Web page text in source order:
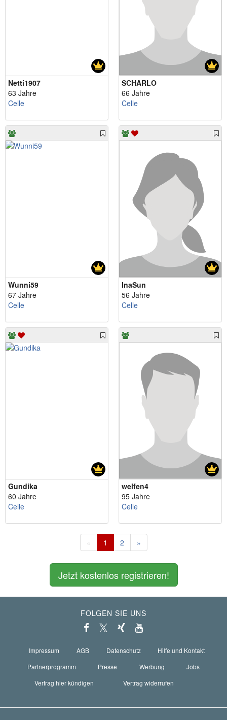
Netti1907
63 Jahre
Celle
SCHARLO
66 Jahre
Celle
Wunni59
67 Jahre
Celle
InaSun
56 Jahre
Celle
Gundika
60 Jahre
Celle
welfen4
95 Jahre
Celle
« 1 2 »
Jetzt kostenlos registrieren!
FOLGEN SIE UNS
Impressum AGB Datenschutz
Hilfe und Kontakt
Partnerprogramm
Presse Werbung
Jobs
Vertrag hier kündigen
Vertrag widerrufen